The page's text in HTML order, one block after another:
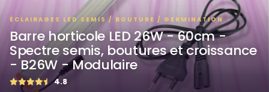
ÉCLAIRAGES LED SEMIS / BOUTURE / GERMINATION
Barre horticole LED 26W - 60cm -
Spectre semis, boutures et croissance
- B26W - Modulaire
4.8